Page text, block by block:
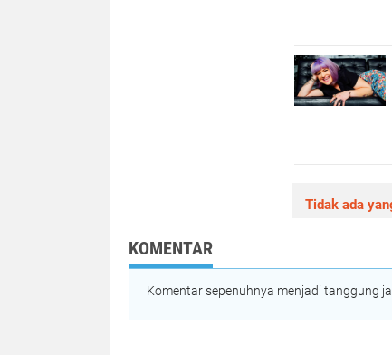
Tidak ada
KOMENTAR
Komentar sepenuhnya menjadi tanggung